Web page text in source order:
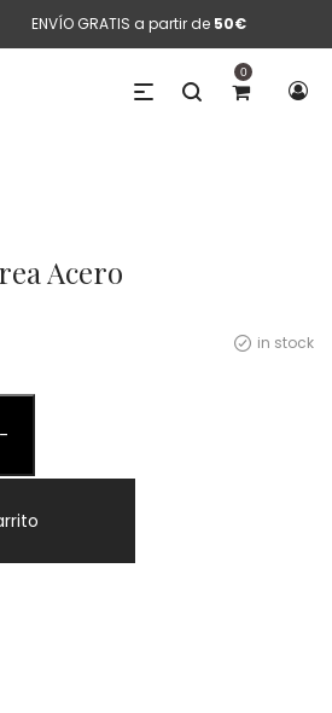
ENVÍO GRATIS a partir de 50€
0
Acero
in stock
-